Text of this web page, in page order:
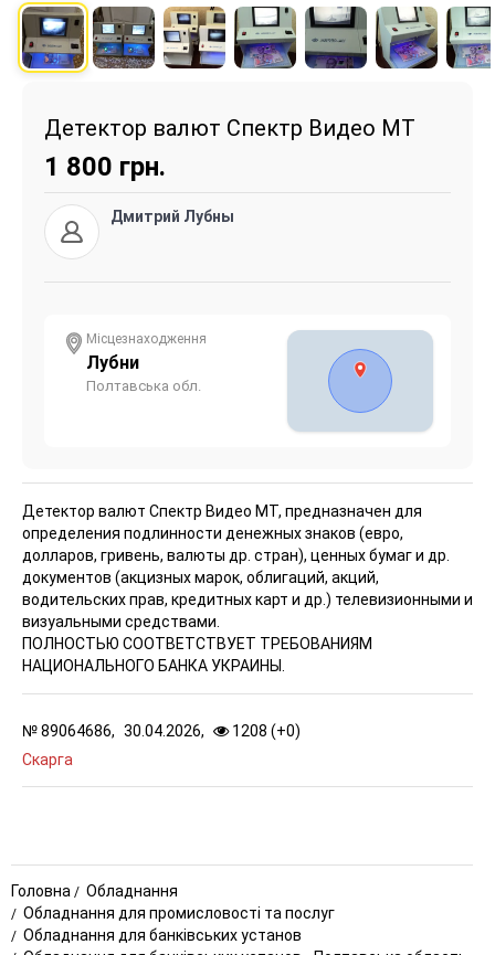
Детектор валют Спектр Видео МТ
1 800 грн.
Дмитрий Лубны
Місцезнаходження
Лубни
Полтавська обл.
Детектор валют Спектр Видео МТ, предназначен для
определения подлинности денежных знаков (евро,
долларов, гривень, валюты др. стран), ценных бумаг и др.
документов (акцизных марок, облигаций, акций,
водительских прав, кредитных карт и др.) телевизионными и
визуальными средствами.
ПОЛНОСТЬЮ СООТВЕТСТВУЕТ ТРЕБОВАНИЯМ
НАЦИОНАЛЬНОГО БАНКА УКРАИНЫ.
№89064686, 30.04.2026, 1208 (+0)
Скарга
Головна
Обладнання
Обладнання для промисловості та послуг
Обладнання для банківських установ